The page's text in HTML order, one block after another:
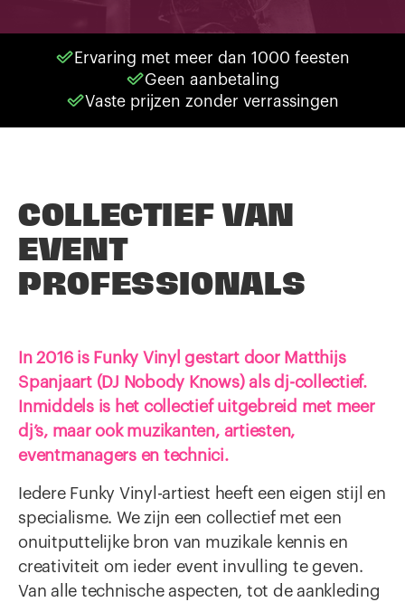
Ervaring met meer dan 1000 feesten
Geen aanbetaling
Vaste prijzen zonder verrassingen
COLLECTIEF VAN
EVENT
PROFESSIONALS
In 2016 is Funky Vinyl gestart door Matthijs
Spanjaart (DJ Nobody Knows) als dj-collectief.
Inmiddels is het collectief uitgebreid met meer
dj’s, maar ook muzikanten, artiesten,
eventmanagers en technici.
Iedere Funky Vinyl-artiest heeft een eigen stijl en
specialisme. We zijn een collectief met een
onuitputtelijke bron van muzikale kennis en
creativiteit om ieder event invulling te geven.
Van alle technische aspecten, tot de aankleding